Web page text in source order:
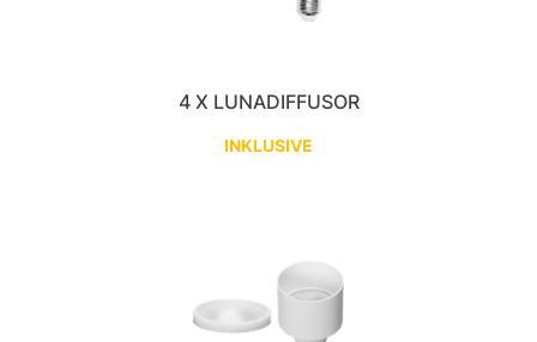
4 X LUNADIFFUSOR
INKLUSIVE